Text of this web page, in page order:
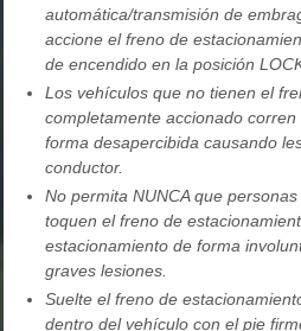
automática/transmisión de
accione el freno de
de encendido en la posición
Los vehículos que no tienen el
completamente accionado
forma desapercibida causando
conductor.
No permita NUNCA que
toquen el freno de
estacionamiento de forma
graves lesiones.
Suelte el freno de
dentro del vehículo con el pie